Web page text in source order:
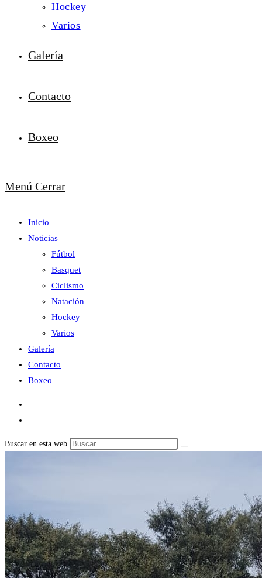
Hockey
Varios
Galería
Contacto
Boxeo
Menú Cerrar
Inicio
Noticias
Fútbol
Basquet
Ciclismo
Natación
Hockey
Varios
Galería
Contacto
Boxeo
Buscar en esta web